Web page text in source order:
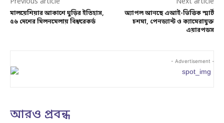
মালয়েশিয়ার আকাশে ঘুড়ির ইতিহাস,
৫৬ দেশের মিলনমেলায় বিশ্বরেকর্ড
অ্যাপল আনছে এআই-ভিত্তিক স্মার্ট
চশমা, পেনড্যান্ট ও ক্যামেরাযুক্ত
এয়ারপডস
- Advertisement -
আরও প্রবন্ধ